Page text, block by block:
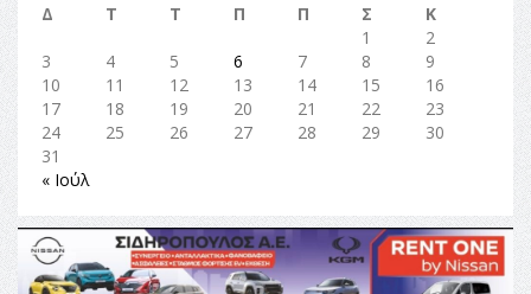
Δ
Τ Τ Π Π Σ
Κ
1
2
3
4 5 6 7 8
9
10
11 12 13 14 15
16
17
18 19 20 21 22
23
24
25 26 27 28 29
30
31
« Ιούλ